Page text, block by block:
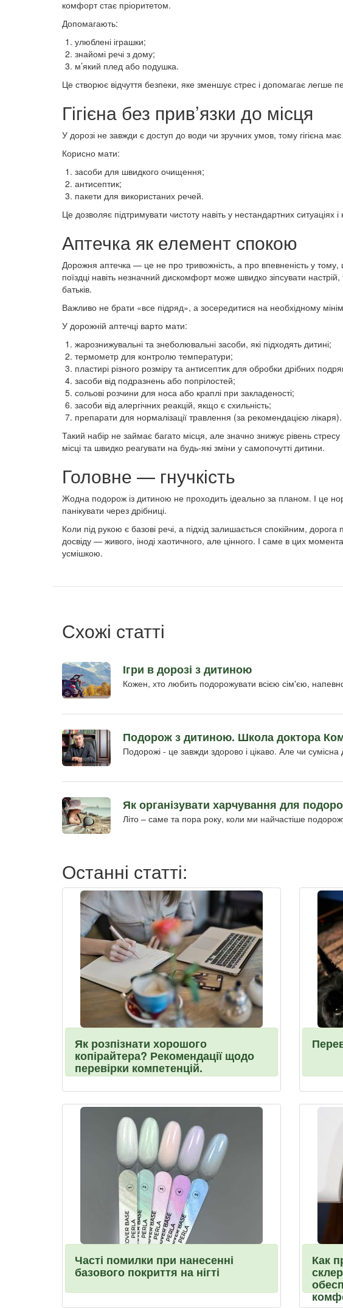
комфорт стає пріоритетом.
Допомагають:
улюблені іграшки;
знайомі речі з дому;
м’який плед або подушка.
Це створює відчуття безпеки, яке зменшує стрес і допомагає легше
Гігієна без прив’язки до місця
У дорозі не завжди є доступ до води чи зручних умов, тому гігієна
Корисно мати:
засоби для швидкого очищення;
антисептик;
пакети для використаних речей.
Це дозволяє підтримувати чистоту навіть у нестандартних ситуаціях
Аптечка як елемент спокою
Дорожня аптечка — це не про тривожність, а про впевненість у
поїздці навіть незначний дискомфорт може швидко зіпсувати
батьків.
Важливо не брати «все підряд», а зосередитися на необхідному
У дорожній аптечці варто мати:
жарознижувальні та знеболювальні засоби, які підходять дитині;
термометр для контролю температури;
пластирі різного розміру та антисептик для обробки дрібних
засоби від подразнень або попрілостей;
сольові розчини для носа або краплі при закладеності;
засоби від алергічних реакцій, якщо є схильність;
препарати для нормалізації травлення (за рекомендацією лікаря).
Такий набір не займає багато місця, але значно знижує рівень
місці та швидко реагувати на будь-які зміни у самопочутті дитини.
Головне — гнучкість
Жодна подорож із дитиною не проходить ідеально за планом. І це
панікувати через дрібниці.
Коли під рукою є базові речі, а підхід залишається спокійним,
досвіду — живого, іноді хаотичного, але цінного. І саме в цих
усмішкою.
Схожі статті
Ігри в дорозі з дитиною
Кожен, хто любить подорожувати всією сім'єю,
Подорож з дитиною. Школа доктора
Подорожі - це завжди здорово і цікаво. Але чи
Як організувати харчування для
Літо – саме та пора року, коли ми найчастіше
Останні статті:
Як розпізнати хорошого
копірайтера? Рекомендації щодо
перевірки компетенцій.
Часті помилки при нанесенні
базового покриття на нігті
Как